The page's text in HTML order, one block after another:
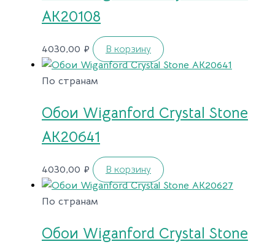
AK20108
4030,00 ₽ В корзину
По странам
Обои Wiganford Crystal Stone
AK20641
4030,00 ₽ В корзину
По странам
Обои Wiganford Crystal Stone